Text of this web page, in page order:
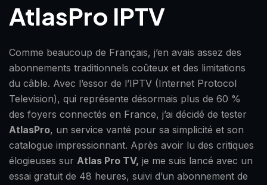
AtlasPro IPTV
Comme beaucoup de Français, j’en avais assez des
abonnements traditionnels coûteux et des limitations
du câble. Avec l’essor de l’IPTV (Internet Protocol
Television), qui représente désormais plus de 60 %
des foyers connectés en France, j’ai décidé de tester
AtlasPro, un service vanté pour sa simplicité et son
catalogue impressionnant. Après avoir lu des critiques
élogieuses sur Atlas Pro TV, je me suis lancé avec un
essai gratuit de 48 heures, suivi d’un abonnement de